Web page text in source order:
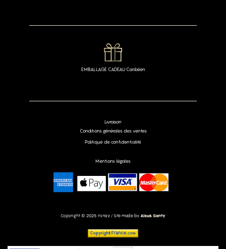
EMBALLAGE CADEAU Caribéen
Copyright © 2025 Ysnay / Site made by Alexis Ganty
Mentions légales
Politique de confidentialité
Conditions générales des ventes
Livraison